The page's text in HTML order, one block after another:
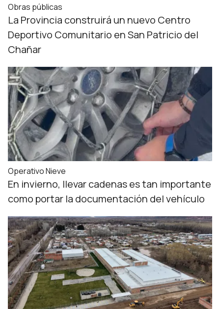
Obras públicas
La Provincia construirá un nuevo Centro
Deportivo Comunitario en San Patricio del
Chañar
Operativo Nieve
En invierno, llevar cadenas es tan importante
como portar la documentación del vehículo